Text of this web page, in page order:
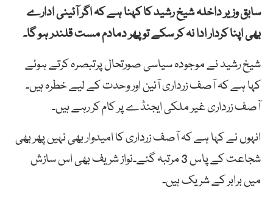
سابق وزیر داخلہ شیخ رشید کا کہنا ہے کہ اگر آئینی ادارے
بھی اپنا کردار ادا نہ کر سکے تو پھر دمادم مست قلندر ہو گا۔
شیخ رشید نے موجودہ سیاسی صورتحال پرتبصرہ کرتے ہوئے
کہا ہے کہ آصف زرداری آئین اور وحدت کے لیے خطرہ ہیں۔
آصف زرداری غیر ملکی ایجنڈے پر کام کر رہے ہیں۔
انہوں نے کہا ہے کہ آصف زرداری کا امیدوار بھی نہیں پھر بھی
شجاعت کے پاس 3 مرتبہ گئے۔نواز شریف بھی اس سازش
میں برابر کے شریک ہیں۔